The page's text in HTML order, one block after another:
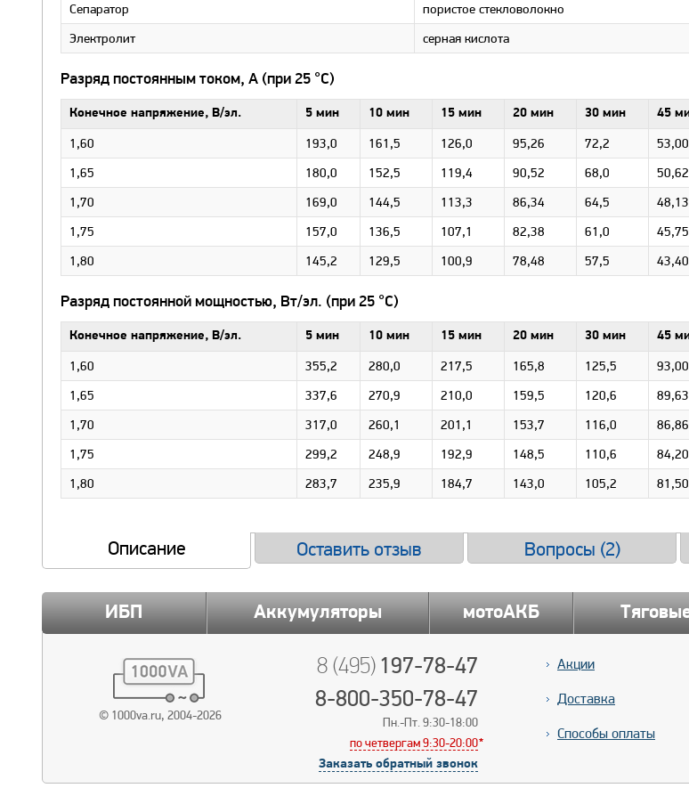
Сепаратор
пористое стекловолокно
Электролит
серная кислота
Разряд постоянным током, А (при 25 °С)
Конечное напряжение, В/эл. 5 мин 10 мин 15 мин 20 мин 30 мин 45
1,60 193,0 161,5 126,0 95,26 72,2 53,00
1,65
180,0 152,5 119,4 90,52 68,0 50,62
1,70
169,0 144,5 113,3 86,34 64,5 48,13
1,75
157,0 136,5 107,1 82,38 61,0 45,75
1,80
145,2 129,5 100,9 78,48 57,5 43,40
Разряд постоянной мощностью, Вт/эл. (при 25 °С)
Конечное напряжение, В/эл. 5 мин 10 мин 15 мин 20 мин 30 мин 45
1,60 355,2 280,0 217,5 165,8 125,5 93,00
1,65
337,6 270,9 210,0 159,5 120,6 89,63
1,70
317,0 260,1 201,1 153,7 116,0 86,86
1,75
299,2 248,9 192,9 148,5 110,6 84,20
1,80
283,7 235,9 184,7 143,0 105,2 81,50
Описание Оставить отзыв Вопросы (2)
ИБП Аккумуляторы мотоАКБ
© 1000va.ru, 2004-2026
8 (495)197-78-47
8-800-350-78-47
Пн.-Пт. 9:30-18:00
по четвергам 9:30-20:00*
*
Заказать обратный звонок
Акции
Доставка
Способы оплаты